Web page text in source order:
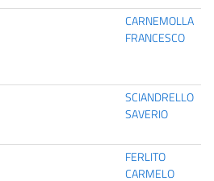
CARNEMOLLA
FRANCESCO
SCIANDRELLO
SAVERIO
FERLITO
CARMELO